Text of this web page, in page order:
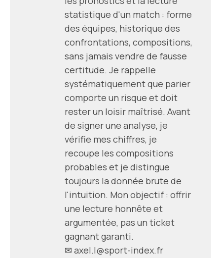
statistique d'un match : forme
des équipes, historique des
confrontations, compositions,
sans jamais vendre de fausse
certitude. Je rappelle
systématiquement que parier
comporte un risque et doit
rester un loisir maîtrisé. Avant
de signer une analyse, je
vérifie mes chiffres, je
recoupe les compositions
probables et je distingue
toujours la donnée brute de
l'intuition. Mon objectif : offrir
une lecture honnête et
argumentée, pas un ticket
gagnant garanti.
✉ axel.l@sport-index.fr